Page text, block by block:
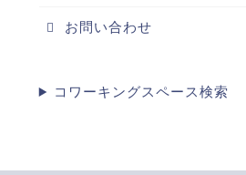
お問い合わせ
コワーキングスペース検索